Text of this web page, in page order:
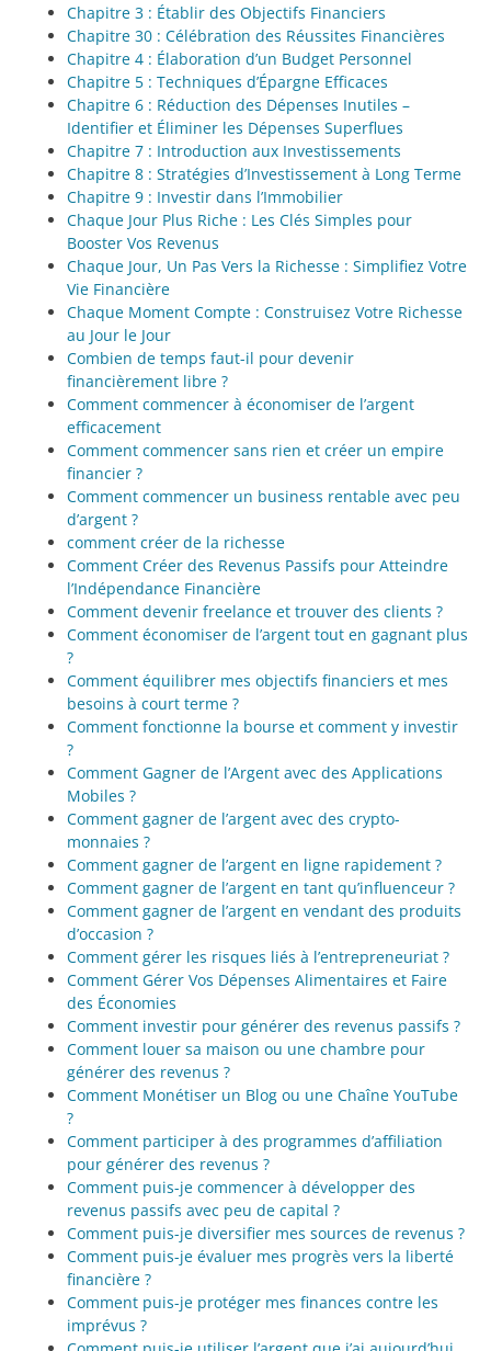
Chapitre 3 : Établir des Objectifs Financiers
Chapitre 30 : Célébration des Réussites Financières
Chapitre 4 : Élaboration d’un Budget Personnel
Chapitre 5 : Techniques d’Épargne Efficaces
Chapitre 6 : Réduction des Dépenses Inutiles –
Identifier et Éliminer les Dépenses Superflues
Chapitre 7 : Introduction aux Investissements
Chapitre 8 : Stratégies d’Investissement à Long Terme
Chapitre 9 : Investir dans l’Immobilier
Chaque Jour Plus Riche : Les Clés Simples pour
Booster Vos Revenus
Chaque Jour, Un Pas Vers la Richesse : Simplifiez Votre
Vie Financière
Chaque Moment Compte : Construisez Votre Richesse
au Jour le Jour
Combien de temps faut-il pour devenir
financièrement libre ?
Comment commencer à économiser de l’argent
efficacement
Comment commencer sans rien et créer un empire
financier ?
Comment commencer un business rentable avec peu
d’argent ?
comment créer de la richesse
Comment Créer des Revenus Passifs pour Atteindre
l’Indépendance Financière
Comment devenir freelance et trouver des clients ?
Comment économiser de l’argent tout en gagnant plus
?
Comment équilibrer mes objectifs financiers et mes
besoins à court terme ?
Comment fonctionne la bourse et comment y investir
?
Comment Gagner de l’Argent avec des Applications
Mobiles ?
Comment gagner de l’argent avec des crypto-
monnaies ?
Comment gagner de l’argent en ligne rapidement ?
Comment gagner de l’argent en tant qu’influenceur ?
Comment gagner de l’argent en vendant des produits
d’occasion ?
Comment gérer les risques liés à l’entrepreneuriat ?
Comment Gérer Vos Dépenses Alimentaires et Faire
des Économies
Comment investir pour générer des revenus passifs ?
Comment louer sa maison ou une chambre pour
générer des revenus ?
Comment Monétiser un Blog ou une Chaîne YouTube
?
Comment participer à des programmes d’affiliation
pour générer des revenus ?
Comment puis-je commencer à développer des
revenus passifs avec peu de capital ?
Comment puis-je diversifier mes sources de revenus ?
Comment puis-je évaluer mes progrès vers la liberté
financière ?
Comment puis-je protéger mes finances contre les
imprévus ?